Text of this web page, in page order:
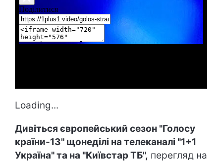
Loading...
Дивіться європейський сезон "Голосу
країни-13" щонеділі на телеканалі "1+1
Україна" та на "Київстар ТБ", перегляд на